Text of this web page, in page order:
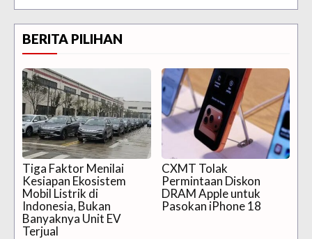
BERITA PILIHAN
Tiga Faktor Menilai
Kesiapan Ekosistem
Mobil Listrik di
Indonesia, Bukan
Banyaknya Unit EV
Terjual
CXMT Tolak
Permintaan Diskon
DRAM Apple untuk
Pasokan iPhone 18